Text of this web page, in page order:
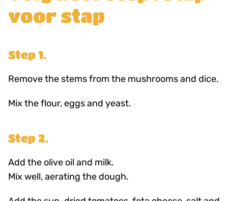
voor stap
Step 1.
Remove the stems from the mushrooms and dice.
Mix the flour, eggs and yeast.
Step 2.
Add the olive oil and milk.
Mix well, aerating the dough.